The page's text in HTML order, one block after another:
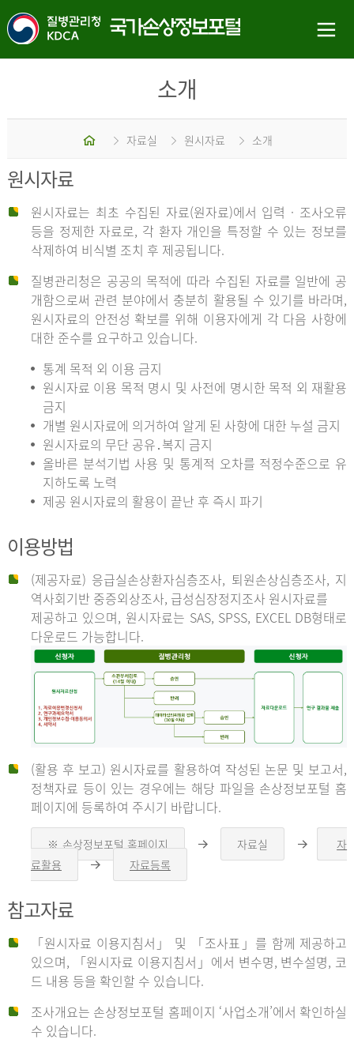
소개
홈 자료실 원시자료 소개
원시자료
원시자료는 최초 수집된 자료(원자료)에서 입력 · 조사오류
등을 정제한 자료로, 각 환자 개인을 특정할 수 있는 정보를
삭제하여 비식별 조치 후 제공됩니다.
질병관리청은 공공의 목적에 따라 수집된 자료를 일반에 공
개함으로써 관련 분야에서 충분히 활용될 수 있기를 바라며,
원시자료의 안전성 확보를 위해 이용자에게 각 다음 사항에
대한 준수를 요구하고 있습니다.
통계 목적 외 이용 금지
원시자료 이용 목적 명시 및 사전에 명시한 목적 외 재활용
금지
개별 원시자료에 의거하여 알게 된 사항에 대한 누설 금지
원시자료의 무단 공유․복지 금지
올바른 분석기법 사용 및 통계적 오차를 적정수준으로 유
지하도록 노력
제공 원시자료의 활용이 끝난 후 즉시 파기
이용방법
(제공자료) 응급실손상환자심층조사, 퇴원손상심층조사, 지
역사회기반 중증외상조사, 급성심장정지조사 원시자료를
제공하고 있으며, 원시자료는 SAS, SPSS, EXCEL DB형태로
다운로드 가능합니다.
신
청
자
신
청
자
는
1.
자
(활용 후 보고) 원시자료를 활용하여 작성된 논문 및 보고서,
정책자료 등이 있는 경우에는 해당 파일을 손상정보포털 홈
페이지에 등록하여 주시기 바랍니다.
※ 손상정보포털 홈페이지
른
자료실
른
자
료활용
른
자료등록
참고자료
「원시자료 이용지침서」 및 「조사표」를 함께 제공하고
있으며, 「원시자료 이용지침서」에서 변수명, 변수설명, 코
드 내용 등을 확인할 수 있습니다.
조사개요는 손상정보포털 홈페이지 ‘사업소개’에서 확인하실
수 있습니다.